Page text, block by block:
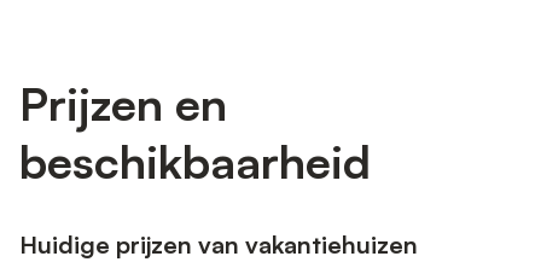
Prijzen en
beschikbaarheid
Huidige prijzen van vakantiehuizen